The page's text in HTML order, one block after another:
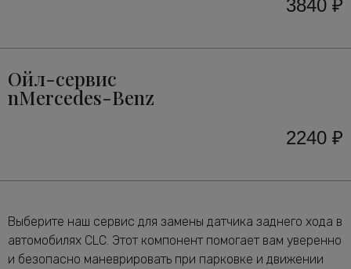
3840 ₽
Ойл-сервис
nMercedes-Benz
2240 ₽
Выберите наш сервис для замены датчика заднего хода в
автомобилях CLC. Этот компонент помогает вам уверенно
и безопасно маневрировать при парковке и движении